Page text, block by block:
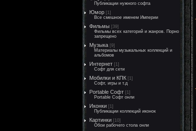
Публикации нужного софта
Юмор [1]
Все смешное именем Империи
Фильмы [39]
Фильмы всех категорий и жанров. Порно
запрещено
Музыка [9]
Материалы музыкальных коллекций и
альбомов
Интернет [1]
Софт для сети
Мобилки и КПК [1]
Софт, игры и т.д
Portable Софт [1]
Portable Софт онли
Иконки [1]
Публикации коллекций иконок
Картинки [10]
Обои рабочего стола онли